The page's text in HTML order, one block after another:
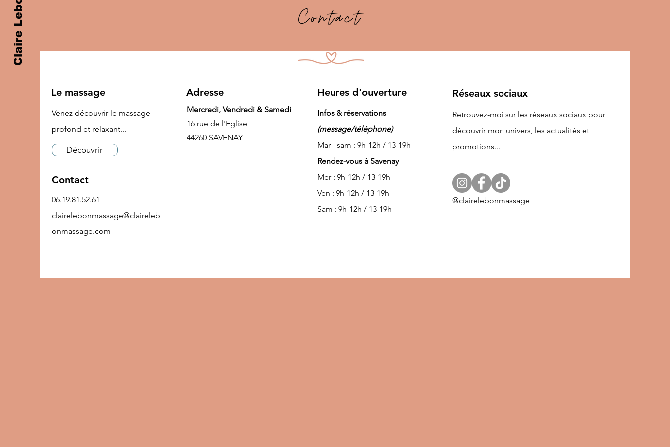
Contact
Le massage
Venez découvrir le massage
profond et relaxant...
Découvrir
Contact
06.19.81.52.61
clairelebonmassage@claireleb
onmassage.com
Adresse
Mercredi, Vendredi & Samedi
16 rue de l'Eglise
44260 SAVENAY
Heures d'ouverture
Infos & réservations
(message/téléphone)
Mar - sam : 9h-12h / 13-19h
Rendez-vous à Savenay
Mer : 9h-12h / 13-19h
Ven : 9h-12h / 13-19h
Sam : 9h-12h / 13-19h
Réseaux sociaux
Retrouvez-moi sur les réseaux sociaux pour
découvrir mon univers, les actualités et
promotions...
@clairelebonmassage